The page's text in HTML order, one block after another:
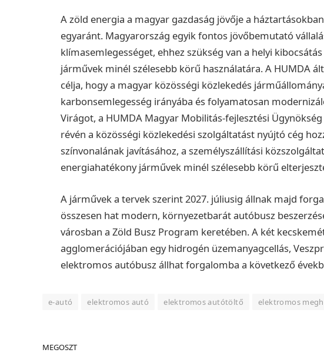
A zöld energia a magyar gazdaság jövője a
egyaránt. Magyarország egyik fontos jövőbemutató
klímasemlegességet, ehhez szükség van a helyi
járművek minél szélesebb körű használatára. A HUMDA
célja, hogy a magyar közösségi közlekedés
karbonsemlegesség irányába és folyamatosan
Virágot, a HUMDA Magyar Mobilitás-fejlesztési
révén a közösségi közlekedési szolgáltatást nyújtó cég
színvonalának javításához, a személyszállítási
energiahatékony járművek minél szélesebb körű
A járművek a tervek szerint 2027. júliusig állnak majd
összesen hat modern, környezetbarát autóbusz
városban a Zöld Busz Program keretében. A két
agglomerációjában egy hidrogén üzemanyagcellás,
elektromos autóbusz állhat forgalomba a következő
e-autó elektromos autó elektromos autótöltő elektromos
MEGOSZT